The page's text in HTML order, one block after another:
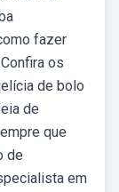
fazer
os
de bolo
de
que
de
em